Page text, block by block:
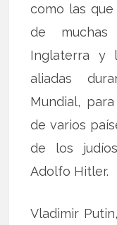
como las
de
Inglaterra y
aliadas
Mundial,
de varios
de los
Adolfo Hitler.
Vladimir